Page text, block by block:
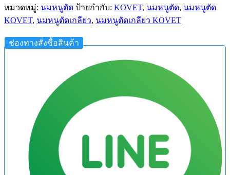
หมวดหมู่: นมหนูตัด ป้ายกำกับ: KOVET, นมหนูตัด, นมหนูตัด
KOVET, นมหนูตัดเกลียว, นมหนูตัดเกลียว KOVET
ช่องทางสั่งซื้อสินค้า